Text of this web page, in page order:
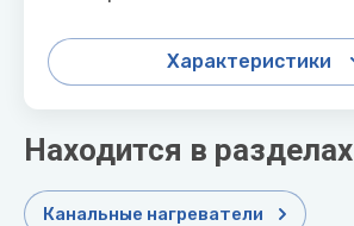
Характеристики
Находится в разделах
Канальные нагреватели